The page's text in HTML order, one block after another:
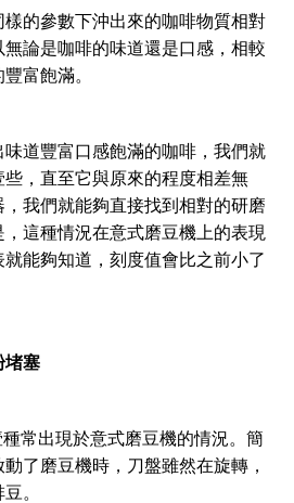
的參數下沖出來的咖啡物質相對
論是咖啡的味道還是口感，相較
富飽滿。
道豐富口感飽滿的咖啡，我們就
，直至它與原來的程度相差無
我們就能夠直接找到相對的研磨
這種情況在意式磨豆機上的表現
能夠知道，刻度值會比之前小了
堵塞
常出現於意式磨豆機的情況。簡
了磨豆機時，刀盤雖然在旋轉，
。